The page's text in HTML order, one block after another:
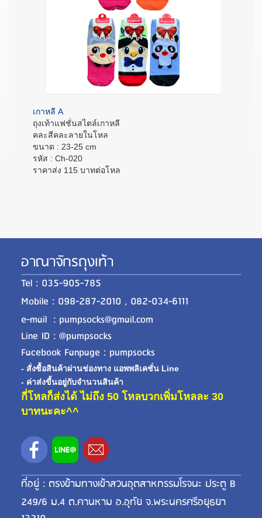
เกาหลี A
ถุงเท้าแฟชั่นสไตล์เกาหลี
คละสีคละลายในโหล
ขนาด : 23-25 cm
รหัส : Ch-020
ราคาส่ง 115 บาทต่อโหล
อาณาจักรถุงเท้า
Tel : 035-905-785
Mobile : 098-287-2010 , 082-034-6111
e-mail : pumpsocks@gmail.com
Line ID : @pumpsocks
Facebook Fanpage : pumpsocks
- สั่งซื้อสินค้าผ่านช่องทาง แอพพลิเคชั่น Line
- ค่าส่งขี้นอยู่กับจำนวนสินค้า
กี่โหลก็ส่งได้ ไม่ถึง 50 โหลบวกเพิ่มโหลละ 30
บาทนะคะ^^
ที่อยู่ : ตรงข้ามทางเข้าสวนอุตสาหกรรมโรจนะ ประตู B
249/6 ม.4 ต.คานหาม อ.อุทัย จ.พระนครศรีอยุธยา